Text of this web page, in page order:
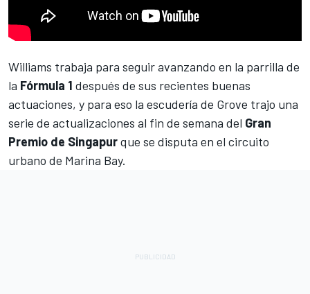
Williams trabaja para seguir avanzando en la parrilla de
la Fórmula 1 después de sus recientes buenas
actuaciones, y para eso la escudería de Grove trajo una
serie de actualizaciones al fin de semana del Gran
Premio de Singapurque se disputa en el circuito
urbano de Marina Bay.